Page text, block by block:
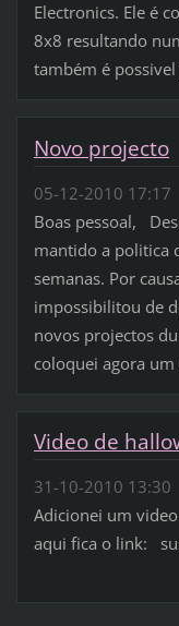
Electronics. Ele é
8x8 resultando
também é
Novo projecto
05-12-2010 17:17
Boas pessoal,
mantido a politica
semanas. Por
impossibilitou de
novos projectos
coloquei agora
Video de
31-10-2010 13:30
Adicionei um
aqui fica o link: